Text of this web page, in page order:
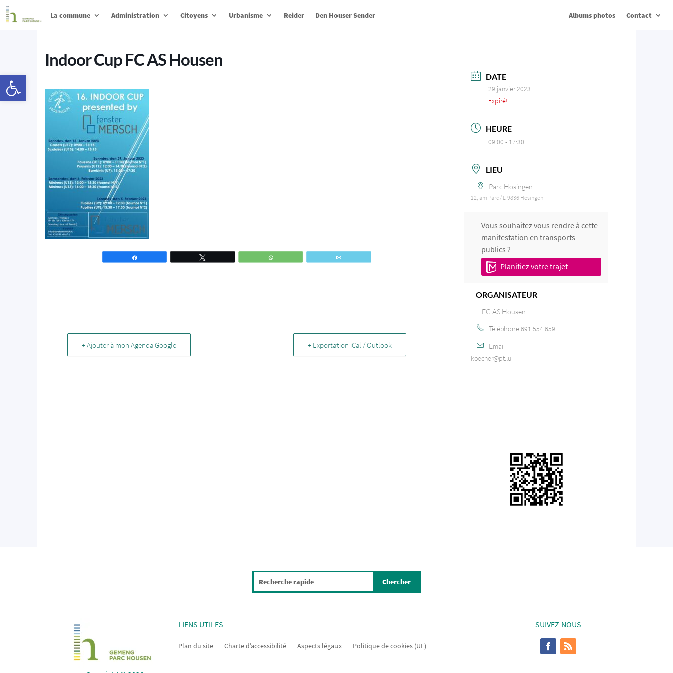
La commune Administration Citoyens Urbanisme Reider Den Houser Sender Albums photos Contact
Indoor Cup FC AS Housen
+ Ajouter à mon Agenda Google + Exportation iCal / Outlook
DATE
29 janvier 2023
Expiré!
HEURE
09:00 - 17:30
LIEU
Parc Hosingen
12, am Parc / L-9836 Hosingen
Vous souhaitez vous rendre à cette
manifestation en transports
publics ?
Planifiez votre trajet
ORGANISATEUR
FC AS Housen
Téléphone691 554 659
Email
koecher@pt.lu
LIENS UTILES
Plan du site Charte d’accessibilité Aspects légaux Politique de cookies (UE)
SUIVEZ-NOUS
Ouvrir la barre d’outils